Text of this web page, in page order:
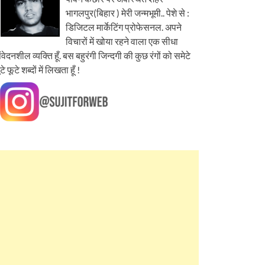
भागलपुर(बिहार ) मेरी जन्मभूमी.. पेशे से :
डिजिटल मार्केटिंग प्रोफेसनल. अपने
विचारों में खोया रहने वाला एक सीधा
व्यक्ति हूँ. बस बहुरंगी जिन्दगी की कुछ रंगों को समेटे
फूटे शब्दों में लिखता हूँ !